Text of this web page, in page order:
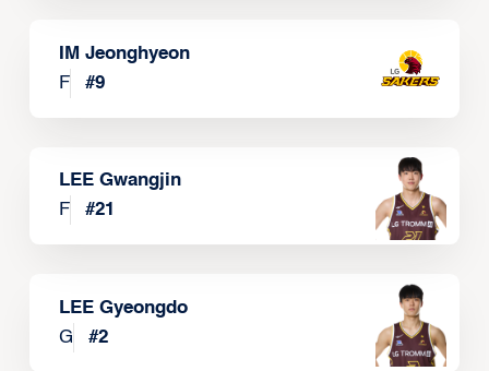
IM Jeonghyeon
F
#9
LEE Gwangjin
F
#21
LEE Gyeongdo
G
#2